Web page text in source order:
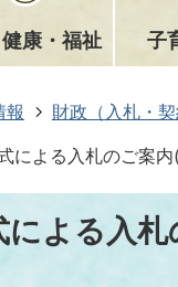
康・福祉 子
報 財政（入札・契
による入札のご案
による入